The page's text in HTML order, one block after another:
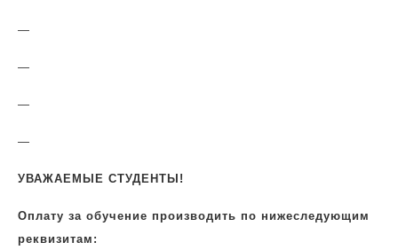
—
—
—
—
УВАЖАЕМЫЕ СТУДЕНТЫ!
Оплату за обучение производить по нижеследующим
реквизитам: